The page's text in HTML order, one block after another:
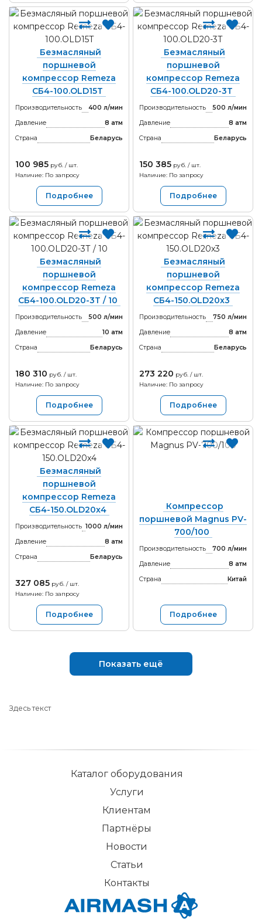
Безмасляный
поршневой
компрессор Remeza
СБ4-100.OLD15T
Производительность
400 л/мин
Давление
8 атм
Страна
Беларусь
100 985 руб. / шт.
Наличие: По запросу
Подробнее
Безмасляный
поршневой
компрессор Remeza
СБ4-100.OLD20-3Т
Производительность
500 л/мин
Давление
8 атм
Страна
Беларусь
150 385 руб. / шт.
Наличие: По запросу
Подробнее
Безмасляный
поршневой
компрессор Remeza
СБ4-100.OLD20-3Т / 10
Производительность
500 л/мин
Давление
10 атм
Страна
Беларусь
180 310 руб. / шт.
Наличие: По запросу
Подробнее
Безмасляный
поршневой
компрессор Remeza
СБ4-150.OLD20x3
Производительность
750 л/мин
Давление
8 атм
Страна
Беларусь
273 220 руб. / шт.
Наличие: По запросу
Подробнее
Безмасляный
поршневой
компрессор Remeza
СБ4-150.OLD20x4
Производительность 1000 л/мин
Давление
8 атм
Страна
Беларусь
327 085 руб. / шт.
Наличие: По запросу
Подробнее
Компрессор
поршневой Magnus PV-
700/100
Производительность
700 л/мин
Давление
8 атм
Страна
Китай
Подробнее
Показать ещё
Здесь текст
Каталог оборудования
Услуги
Клиентам
Партнёры
Новости
Статьи
Контакты